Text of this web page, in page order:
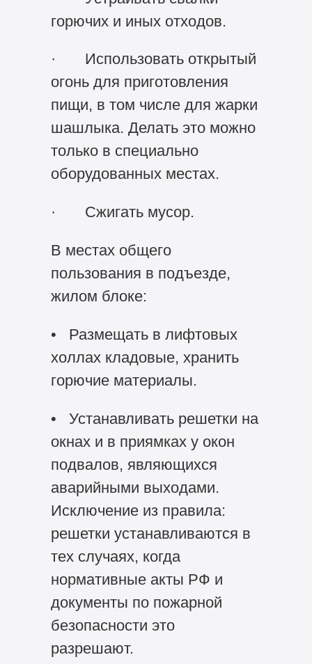
горючих и иных отходов.
· Использовать открытый
огонь для приготовления
пищи, в том числе для жарки
шашлыка. Делать это можно
только в специально
оборудованных местах.
· Сжигать мусор.
В местах общего
пользования в подъезде,
жилом блоке:
• Размещать в лифтовых
холлах кладовые, хранить
горючие материалы.
• Устанавливать решетки на
окнах и в приямках у окон
подвалов, являющихся
аварийными выходами.
Исключение из правила:
решетки устанавливаются в
тех случаях, когда
нормативные акты РФ и
документы по пожарной
безопасности это
разрешают.